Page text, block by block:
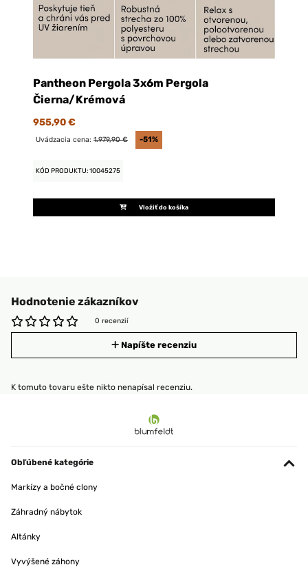
Pantheon Pergola 3x6m Pergola
Čierna/Krémová
955,90 €
Uvádzacia cena: 1.979,90 € -51%
KÓD PRODUKTU: 10045275
Vložiť do košíka
Hodnotenie zákazníkov
0 recenzií
Napíšte recenziu
K tomuto tovaru ešte nikto nenapísal recenziu.
Obľúbené kategórie
Markízy a bočné clony
Záhradný nábytok
Altánky
Vyvýšené záhony